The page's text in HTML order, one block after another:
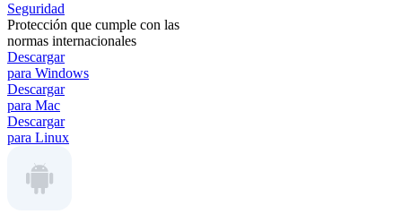
Seguridad
Protección que cumple con las
normas internacionales
Descargar
para Windows
Descargar
para Mac
Descargar
para Linux